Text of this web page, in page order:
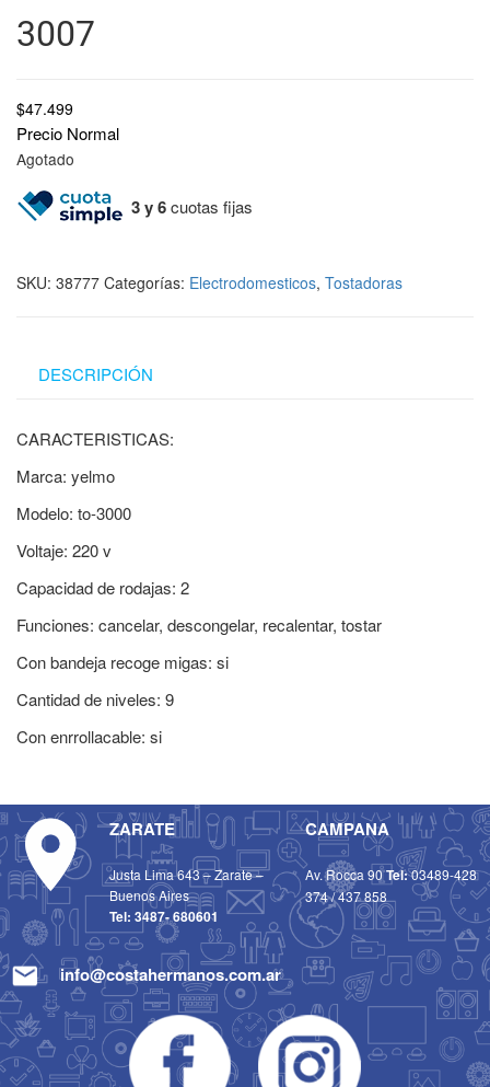
3007
$47.499
Precio Normal
Agotado
3 y 6cuotas fijas
SKU: 38777 Categorías: Electrodomesticos, Tostadoras
DESCRIPCIÓN
CARACTERISTICAS:
Marca: yelmo
Modelo: to-3000
Voltaje: 220 v
Capacidad de rodajas: 2
Funciones: cancelar, descongelar, recalentar, tostar
Con bandeja recoge migas: si
Cantidad de niveles: 9
Con enrrollacable: si
ZARATE
Justa Lima 643 – Zarate –
Buenos Aires
Tel: 3487- 680601
CAMPANA
Av. Rocca 90Tel:03489-428
374/437 858
info@costahermanos.com.ar